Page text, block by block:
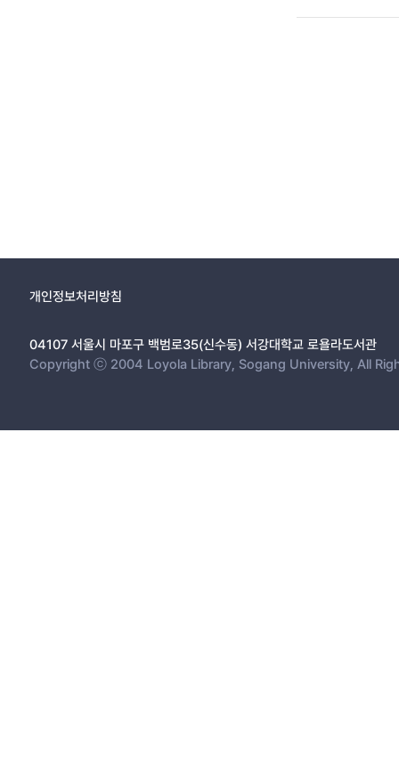
개인정보처리방침
04107 서울시 마포구 백범로35(신수동) 서강대학교 로욜라도서관
Copyright ⓒ 2004 Loyola Library, Sogang University, All